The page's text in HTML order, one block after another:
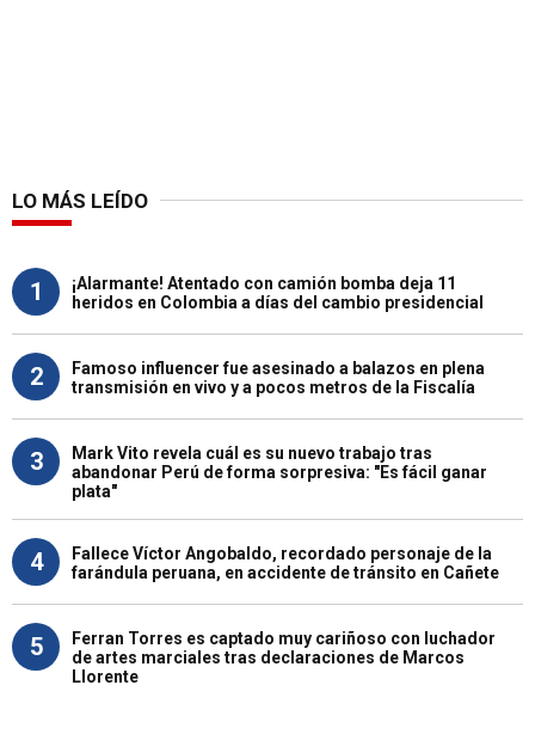
LO MÁS LEÍDO
1
¡Alarmante! Atentado con camión bomba deja 11
heridos en Colombia a días del cambio presidencial
2
Famoso influencer fue asesinado a balazos en plena
transmisión en vivo y a pocos metros de la Fiscalía
3
Mark Vito revela cuál es su nuevo trabajo tras
abandonar Perú de forma sorpresiva: "Es fácil ganar
plata"
4
Fallece Víctor Angobaldo, recordado personaje de la
farándula peruana, en accidente de tránsito en Cañete
5
Ferran Torres es captado muy cariñoso con luchador
de artes marciales tras declaraciones de Marcos
Llorente